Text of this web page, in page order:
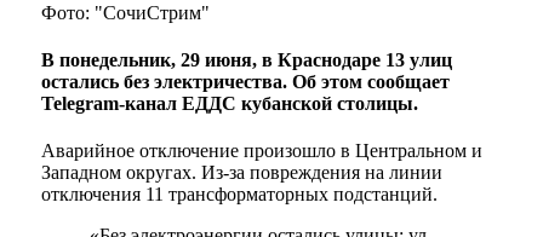
Фото: "СочиСтрим"
В понедельник, 29 июня, в Краснодаре 13 улиц
остались без электричества. Об этом сообщает
Telegram-канал ЕДДС кубанской столицы.
Аварийное отключение произошло в Центральном и
Западном округах. Из-за повреждения на линии
отключения 11 трансформаторных подстанций.